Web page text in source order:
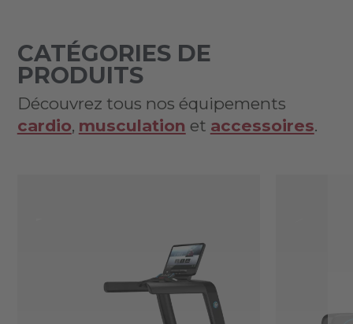
CATÉGORIES DE
PRODUITS
Découvrez tous nos équipements
cardio, musculation et accessoires.